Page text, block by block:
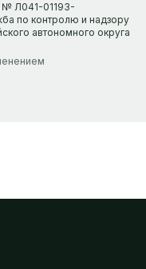
№ Л041-01193-
по контролю и надзору
автономного округа